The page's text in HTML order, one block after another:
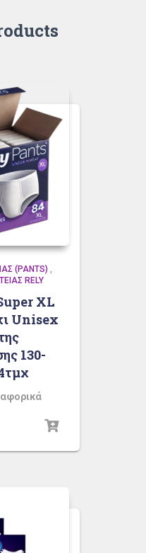
(PANTS) ,
RELY
XL
Unisex
130-